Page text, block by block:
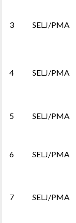
3 SELJ/PMA
4 SELJ/PMA
5 SELJ/PMA
6 SELJ/PMA
7 SELJ/PMA